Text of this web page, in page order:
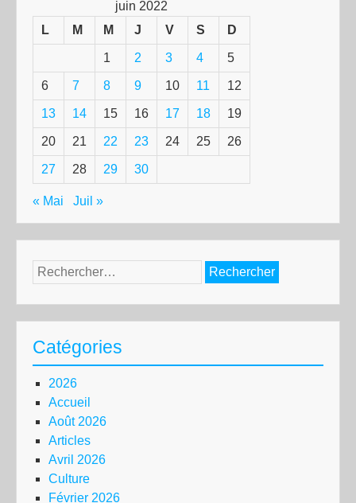
juin 2022
L
M M J V S D
1 2 3 4 5
6 7 8 9 10 11 12
13 14 15 16 17 18 19
20 21 22 23 24 25 26
27 28 29 30
« Mai Juil »
Rechercher :
Catégories
2026
Accueil
Août 2026
Articles
Avril 2026
Culture
Février 2026